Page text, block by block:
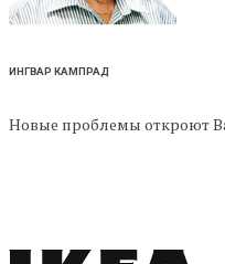
ИНГВАР КАМПРАД
Новые проблемы откроют